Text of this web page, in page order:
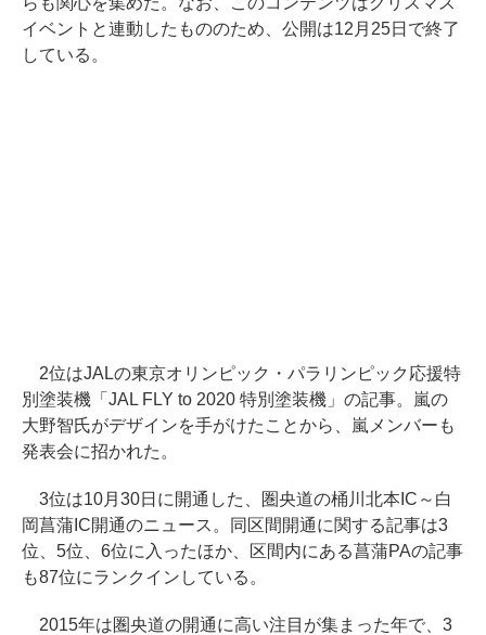
イベントと連動したもののため、公開は12月25日で終了
している。
2位はJALの東京オリンピック・パラリンピック応援特
別塗装機「JAL FLY to 2020 特別塗装機」の記事。嵐の
大野智氏がデザインを手がけたことから、嵐メンバーも
発表会に招かれた。
3位は10月30日に開通した、圏央道の桶川北本IC～白
岡菖蒲IC開通のニュース。同区間開通に関する記事は3
位、5位、6位に入ったほか、区間内にある菖蒲PAの記事
も87位にランクインしている。
2015年は圏央道の開通に高い注目が集まった年で、3